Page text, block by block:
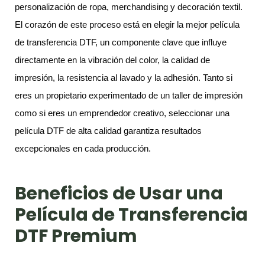
personalización de ropa, merchandising y decoración textil.
El corazón de este proceso está en elegir la mejor película
de transferencia DTF, un componente clave que influye
directamente en la vibración del color, la calidad de
impresión, la resistencia al lavado y la adhesión. Tanto si
eres un propietario experimentado de un taller de impresión
como si eres un emprendedor creativo, seleccionar una
película DTF de alta calidad garantiza resultados
excepcionales en cada producción.
Beneficios de Usar una
Película de Transferencia
DTF Premium